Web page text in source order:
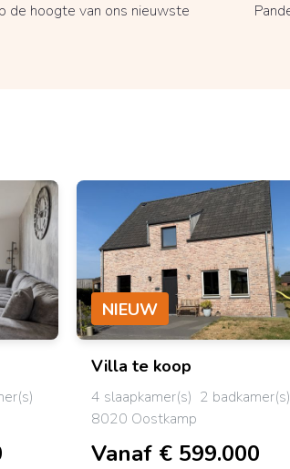
de hoogte van ons nieuwste
NIEUW
Villa te koop
4 slaapkamer(s) 2 badkamer(s)
8020 Oostkamp
Vanaf € 599.000